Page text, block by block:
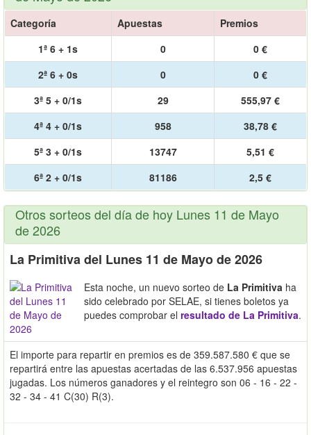
Categoría Apuestas
Premios
1ª 6 + 1s
0
0 €
2ª 6 + 0s
0
0 €
3ª 5 + 0/1s
29
555,97 €
4ª 4 + 0/1s
958
38,78 €
5ª 3 + 0/1s
13747
5,51 €
6ª 2 + 0/1s
81186 2,5 €
Otros sorteos del día de hoy Lunes 11 de Mayo
de 2026
La Primitiva del Lunes 11 de Mayo de 2026
Esta noche, un nuevo sorteo de La Primitiva ha
sido celebrado por SELAE, si tienes boletos ya
puedes comprobar el resultado de La Primitiva.
El importe para repartir en premios es de 359.587.580 € que se
repartirá entre las apuestas acertadas de las 6.537.956 apuestas
jugadas. Los números ganadores y el reintegro son 06 - 16 - 22 -
32 - 34 - 41 C(30) R(3).